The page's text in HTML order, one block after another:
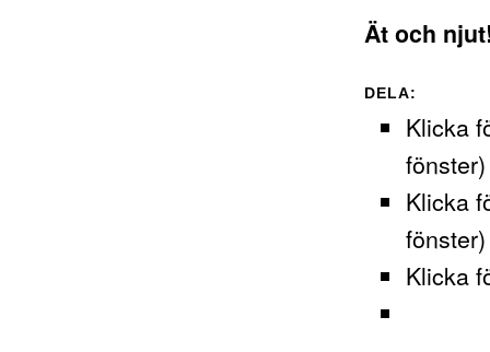
Ät och
DELA:
Klicka
fönster)
Klicka
fönster)
Klicka